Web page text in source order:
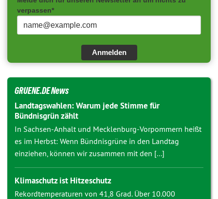
verpassen*
Anmelden
GRUENE.DE News
Landtagswahlen: Warum jede Stimme für
Bündnisgrün zählt
In Sachsen-Anhalt und Mecklenburg-Vorpommern heißt
es im Herbst: Wenn Bündnisgrüne in den Landtag
einziehen, können wir zusammen mit den [...]
Klimaschutz ist Hitzeschutz
Rekordtemperaturen von 41,8 Grad. Über 10.000